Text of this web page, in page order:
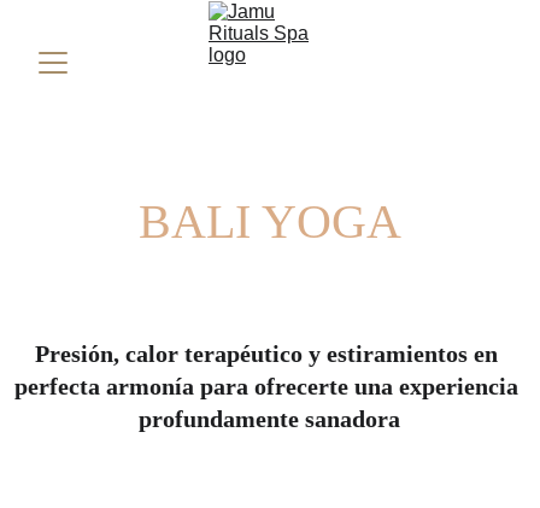
BALI YOGA
Presión, calor terapéutico y estiramientos en
perfecta armonía para ofrecerte una experiencia
profundamente sanadora